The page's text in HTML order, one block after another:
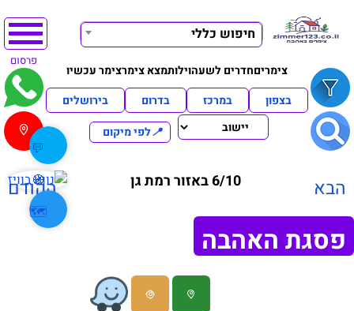
חיפוש כללי
צימריםחדרים לשעהוילותמצא צימרצימר עכשיו
פרסום
בצפון במרכז בדרום
בירושלים
📍לפי מיקום
הבא 6/10 באזור רמת גן הקודם
פסגת האהבה
💬
🧭
🗺️